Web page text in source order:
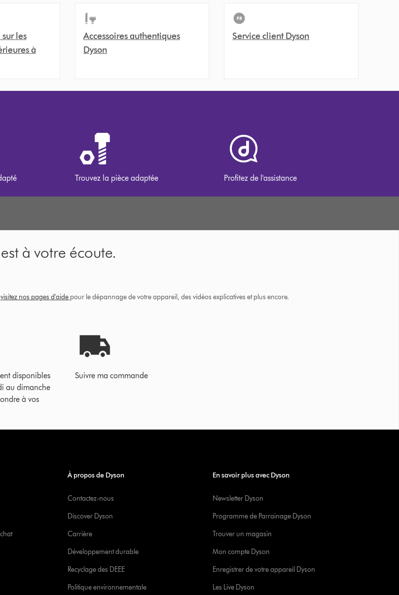
les
à
Accessoires authentiques
Dyson
Service client Dyson
Trouvez la pièce adaptée Profitez de l'assistance
à votre écoute.
visitez nos pages d'aide pour le dépannage de votre appareil, des vidéos explicatives et plus encore.
disponibles
au dimanche
à vos
Suivre ma commande
À propos de Dyson
Contactez-nous
Discover Dyson
Carrière
Développement durable
Recyclage des DEEE
Politique environnementale
En savoir plus avec Dyson
Newsletter Dyson
Programme de Parrainage Dyson
Trouver un magasin
Mon compte Dyson
Enregistrer de votre appareil Dyson
Les Live Dyson